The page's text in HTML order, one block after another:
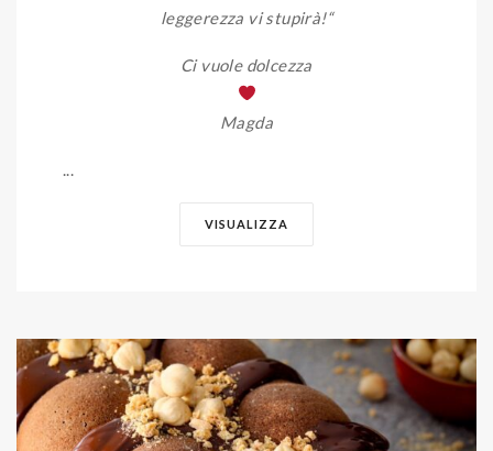
leggerezza vi stupirà!“
Ci vuole dolcezza
Magda
VISUALIZZA